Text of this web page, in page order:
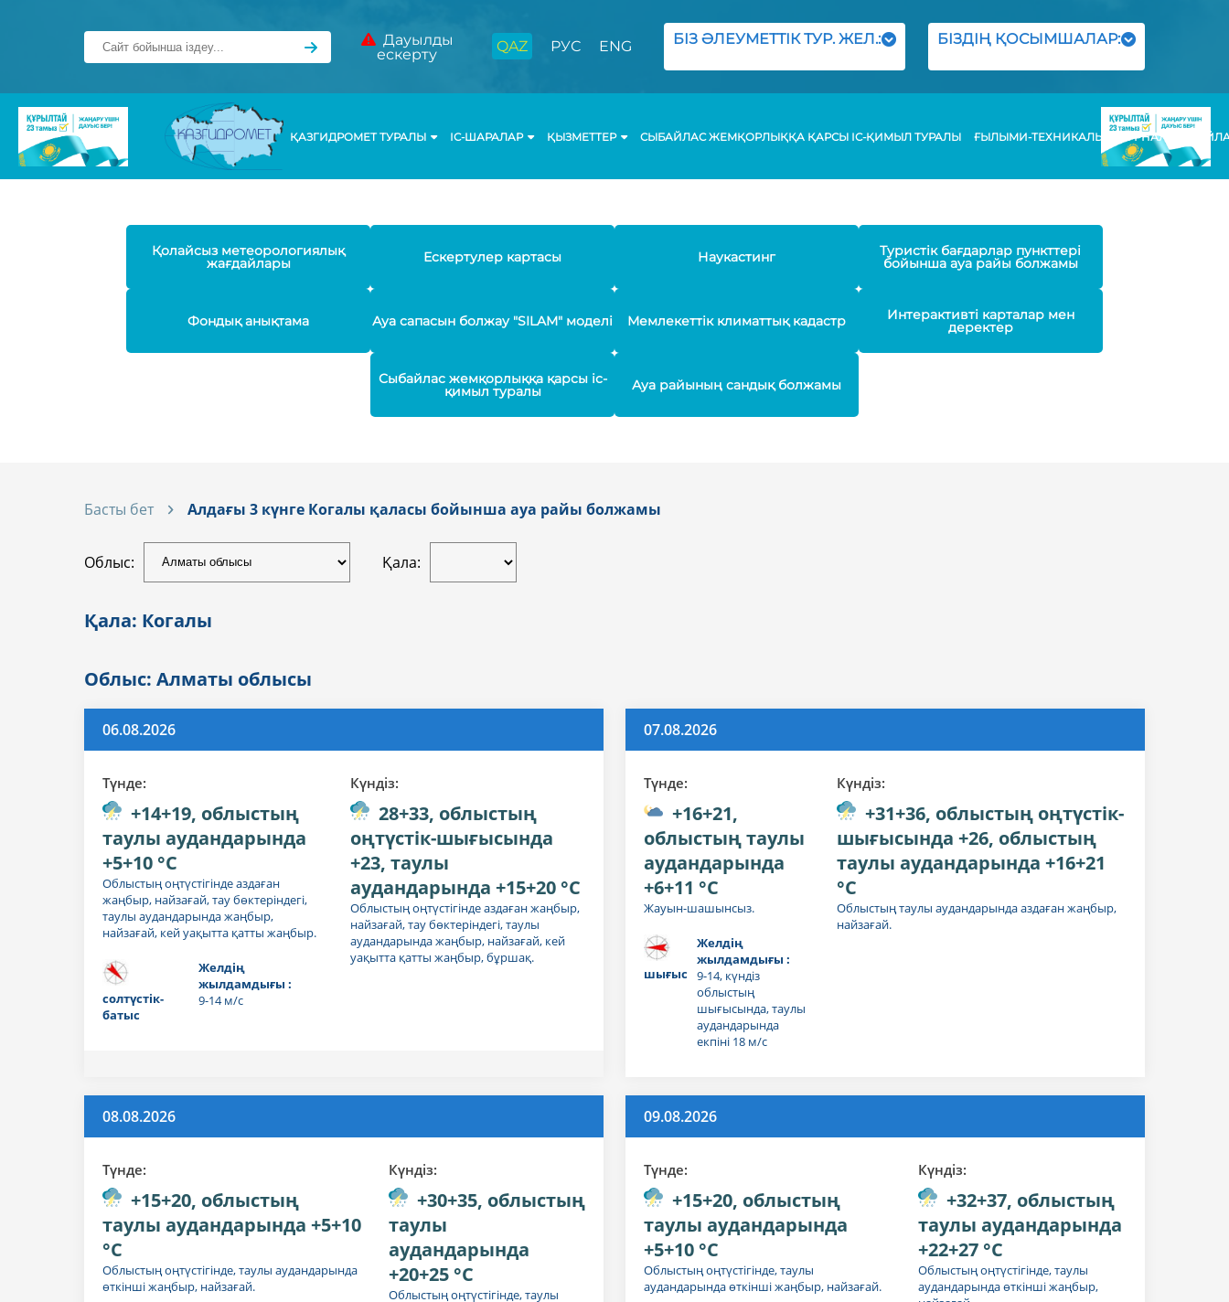
Дауылды
ескерту
QAZ РУС ENG БІЗ ӘЛЕУМЕТТІК ТУР. ЖЕЛ.: БІЗДІҢ ҚОСЫМШАЛАР:
ҚАЗГИДРОМЕТ ТУРАЛЫ ІС-ШАРАЛАР ҚЫЗМЕТТЕР СЫБАЙЛАС ЖЕМҚОРЛЫҚҚА ҚАРСЫ ІС-ҚИМЫЛ ТУРАЛЫ ҒЫЛЫМИ-ТЕХНИКАЛЫҚ ЖУРНАЛЫ
Қолайсыз метеорологиялық
жағдайлары Ескертулер картасы Наукастинг Туристік бағдарлар пункттері
бойынша ауа райы болжамы
Фондық анықтама Ауа сапасын болжау "SILAM" моделі Мемлекеттік климаттық кадастр Интерактивті карталар мен
деректер
Сыбайлас жемқорлыққа қарсы іс-
қимыл туралы Ауа райының сандық болжамы
Басты бет Алдағы 3 күнге Когалы қаласы бойынша ауа райы болжамы
Облыс: Қала:
Қала: Когалы
Облыс: Алматы облысы
06.08.2026
Түнде:
+14+19, облыстың
таулы аудандарында
+5+10 °C
Облыстың оңтүстігінде аздаған
жаңбыр, найзағай, тау бөктеріндегі,
таулы аудандарында жаңбыр,
найзағай, кей уақытта қатты жаңбыр.
солтүстік-
батыс
Желдің
жылдамдығы :
9-14 м/с
Күндiз:
28+33, облыстың
оңтүстік-шығысында
+23, таулы
аудандарында +15+20 °C
Облыстың оңтүстігінде аздаған жаңбыр,
найзағай, тау бөктеріндегі, таулы
аудандарында жаңбыр, найзағай, кей
уақытта қатты жаңбыр, бұршақ.
07.08.2026
Түнде:
+16+21,
облыстың таулы
аудандарында
+6+11 °C
Жауын-шашынсыз.
шығыс
Желдің
жылдамдығы :
9-14, күндіз
облыстың
шығысында, таулы
аудандарында
екпіні 18 м/с
Күндiз:
+31+36, облыстың оңтүстік-
шығысында +26, облыстың
таулы аудандарында +16+21
°C
Облыстың таулы аудандарында аздаған жаңбыр,
найзағай.
08.08.2026
Түнде:
+15+20, облыстың
таулы аудандарында +5+10
°C
Облыстың оңтүстігінде, таулы аудандарында
өткінші жаңбыр, найзағай.
Күндiз:
+30+35, облыстың
таулы
аудандарында
+20+25 °C
Облыстың оңтүстігінде, таулы
09.08.2026
Түнде:
+15+20, облыстың
таулы аудандарында
+5+10 °C
Облыстың оңтүстігінде, таулы
аудандарында өткінші жаңбыр, найзағай.
Күндiз:
+32+37, облыстың
таулы аудандарында
+22+27 °C
Облыстың оңтүстігінде, таулы
аудандарында өткінші жаңбыр,